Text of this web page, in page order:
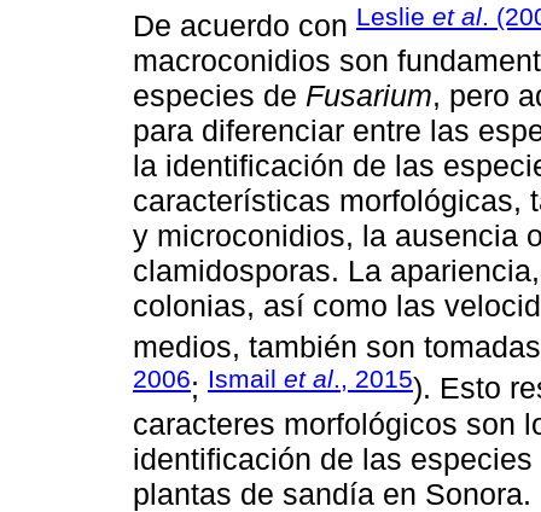
De acuerdo con Leslie et al.
macroconidios son
especies de Fusarium, pero
para diferenciar entre las
la identificación de las
características morfológicas,
y microconidios, la ausencia
clamidosporas. La
colonias, así como las
medios, también son
2006; Ismail et al., 2015). Esto
caracteres morfológicos son
identificación de las
plantas de sandía en Sonora.